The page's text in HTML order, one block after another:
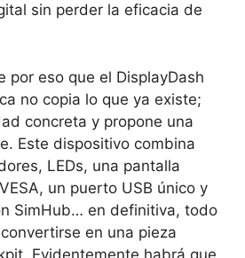
sin perder la eficacia de
por eso que el DisplayDash
no copia lo que ya existe;
concreta y propone una
Este dispositivo combina
LEDs, una pantalla
un puerto USB único y
SimHub… en definitiva, todo
en una pieza
Evidentemente habrá que